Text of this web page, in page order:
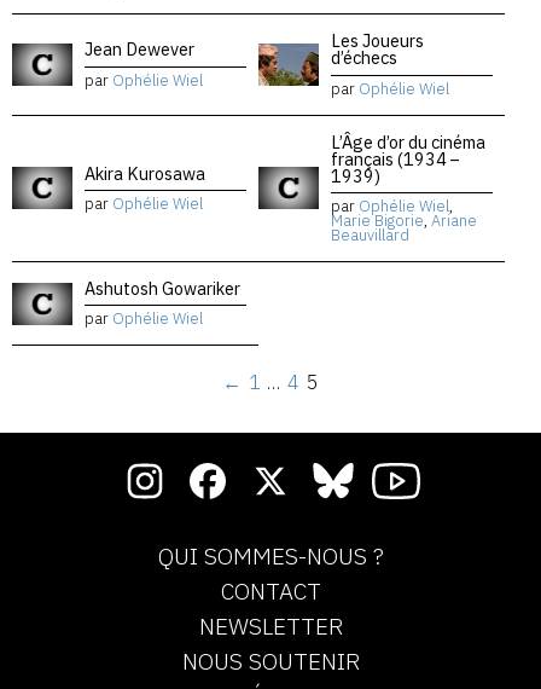
Jean Dewever
par Ophélie Wiel
Les Joueurs
d’échecs
par Ophélie Wiel
Akira Kurosawa
par Ophélie Wiel
L’Âge d’or du cinéma
français (1934 –
1939)
par Ophélie Wiel,
Marie Bigorie, Ariane
Beauvillard
Ashutosh Gowariker
par Ophélie Wiel
← 1 … 4 5
QUI SOMMES-NOUS ?
CONTACT
NEWSLETTER
NOUS SOUTENIR